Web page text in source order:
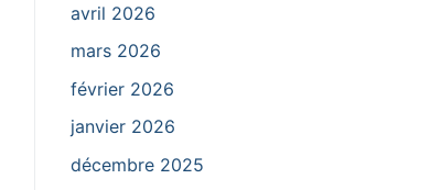
avril 2026
mars 2026
février 2026
janvier 2026
décembre 2025